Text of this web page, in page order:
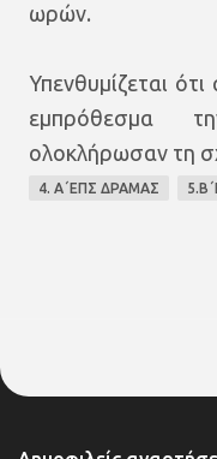
ωρών.
Υπενθυμίζεται
εμπρόθεσμα
ολοκλήρωσαν τη
4. Α΄ΕΠΣ ΔΡΑΜΑΣ